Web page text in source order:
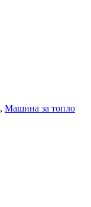
, Машина за топло